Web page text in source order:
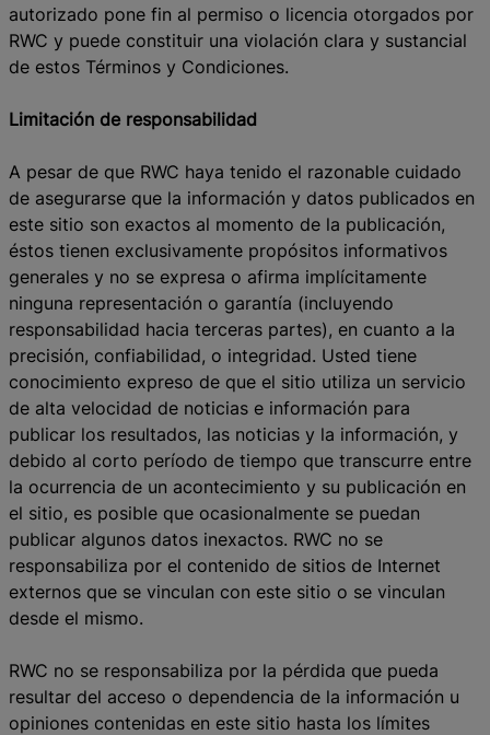
autorizado pone fin al permiso o licencia otorgados por
RWC y puede constituir una violación clara y sustancial
de estos Términos y Condiciones.
Limitación de responsabilidad
A pesar de que RWC haya tenido el razonable cuidado
de asegurarse que la información y datos publicados en
este sitio son exactos al momento de la publicación,
éstos tienen exclusivamente propósitos informativos
generales y no se expresa o afirma implícitamente
ninguna representación o garantía (incluyendo
responsabilidad hacia terceras partes), en cuanto a la
precisión, confiabilidad, o integridad. Usted tiene
conocimiento expreso de que el sitio utiliza un servicio
de alta velocidad de noticias e información para
publicar los resultados, las noticias y la información, y
debido al corto período de tiempo que transcurre entre
la ocurrencia de un acontecimiento y su publicación en
el sitio, es posible que ocasionalmente se puedan
publicar algunos datos inexactos. RWC no se
responsabiliza por el contenido de sitios de Internet
externos que se vinculan con este sitio o se vinculan
desde el mismo.
RWC no se responsabiliza por la pérdida que pueda
resultar del acceso o dependencia de la información u
opiniones contenidas en este sitio hasta los límites